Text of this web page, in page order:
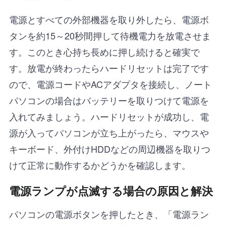
電源とすべての外部機器を取り外したら、電源ボ
タンを約15～20秒間押して待機電力を放電させま
す。このとき心持ち長めに押し続けると確実で
す。放電が終わったらハードリセットは完了です
ので、電源コードやACアダプタを接続し、ノート
パソコンの場合はバッテリーを取りつけて電源を
入れてみましょう。ハードリセットが成功し、電
源が入ってパソコンが立ち上がったら、マウスや
キーボード、外付けHDDなどの周辺機器を取りつ
けて正常に動作するかどうかを確認します。
電源ランプが点滅する場合の原因と解決
パソコンの電源ボタンを押したとき、「電源ラン